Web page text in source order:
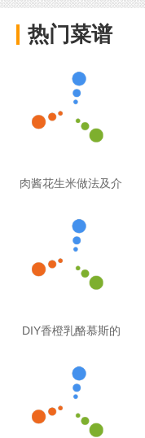
热门菜谱
肉酱花生米做法及介
DIY香橙乳酪慕斯的